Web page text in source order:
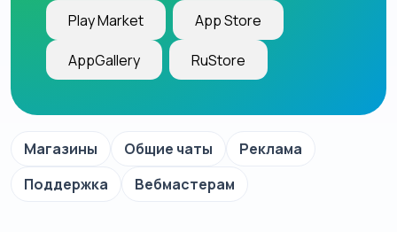
Play Market App Store
AppGallery RuStore
Магазины Общие чаты
Реклама
Поддержка
Вебмастерам